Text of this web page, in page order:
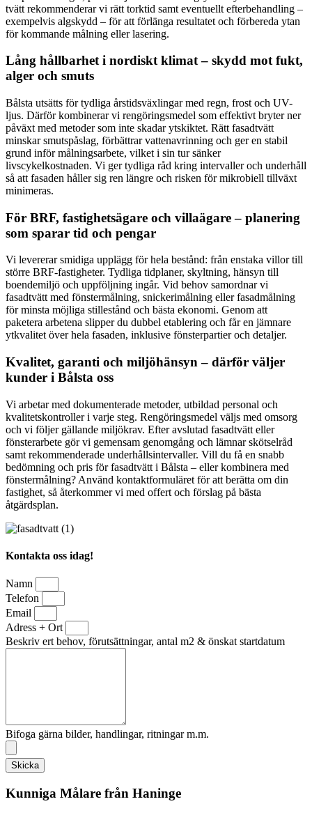
tvätt rekommenderar vi rätt torktid samt eventuellt efterbehandling –
exempelvis algskydd – för att förlänga resultatet och förbereda ytan
för kommande målning eller lasering.
Lång hållbarhet i nordiskt klimat – skydd mot fukt,
alger och smuts
Bålsta utsätts för tydliga årstidsväxlingar med regn, frost och UV-
ljus. Därför kombinerar vi rengöringsmedel som effektivt bryter ner
påväxt med metoder som inte skadar ytskiktet. Rätt fasadtvätt
minskar smutspåslag, förbättrar vattenavrinning och ger en stabil
grund inför målningsarbete, vilket i sin tur sänker
livscykelkostnaden. Vi ger tydliga råd kring intervaller och underhåll
så att fasaden håller sig ren längre och risken för mikrobiell tillväxt
minimeras.
För BRF, fastighetsägare och villaägare – planering
som sparar tid och pengar
Vi levererar smidiga upplägg för hela bestånd: från enstaka villor till
större BRF-fastigheter. Tydliga tidplaner, skyltning, hänsyn till
boendemiljö och uppföljning ingår. Vid behov samordnar vi
fasadtvätt med fönstermålning, snickerimålning eller fasadmålning
för minsta möjliga stillestånd och bästa ekonomi. Genom att
paketera arbetena slipper du dubbel etablering och får en jämnare
ytkvalitet över hela fasaden, inklusive fönsterpartier och detaljer.
Kvalitet, garanti och miljöhänsyn – därför väljer
kunder i Bålsta oss
Vi arbetar med dokumenterade metoder, utbildad personal och
kvalitetskontroller i varje steg. Rengöringsmedel väljs med omsorg
och vi följer gällande miljökrav. Efter avslutad fasadtvätt eller
fönsterarbete gör vi gemensam genomgång och lämnar skötselråd
samt rekommenderade underhållsintervaller. Vill du få en snabb
bedömning och pris för fasadtvätt i Bålsta – eller kombinera med
fönstermålning? Använd kontaktformuläret för att berätta om din
fastighet, så återkommer vi med offert och förslag på bästa
åtgärdsplan.
Kontakta oss idag!
Namn
Telefon
Email
Adress + Ort
Beskriv ert behov, förutsättningar, antal m2 & önskat startdatum
Bifoga gärna bilder, handlingar, ritningar m.m.
Skicka
Kunniga Målare från Haninge